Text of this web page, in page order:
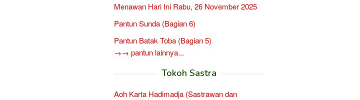
Menawan Hari Ini Rabu, 26 November 2025
Pantun Sunda (Bagian 6)
Pantun Batak Toba (Bagian 5)
→→ pantun lainnya...
Tokoh Sastra
Aoh Karta Hadimadja (Sastrawan dan